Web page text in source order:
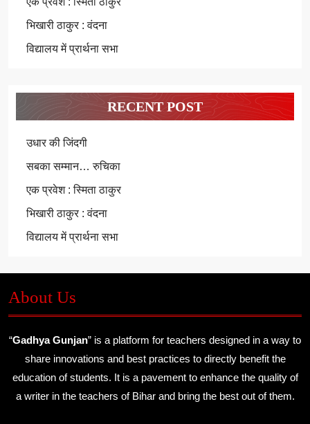
भिखारी ठाकुर : वंदना
विद्यालय में प्रार्थना सभा
RECENT POST
उधार की जिंदगी
सबका सम्मान… रुचिका
एक प्रवेश : स्मिता ठाकुर
भिखारी ठाकुर : वंदना
विद्यालय में प्रार्थना सभा
About Us
“Gadhya Gunjan” is a platform for teachers designed in a way to
share innovations and best practices to directly benefit the
education of students. It is a pavement to enhance the quality of
a writer in the teachers of Bihar and bring the best out of them.